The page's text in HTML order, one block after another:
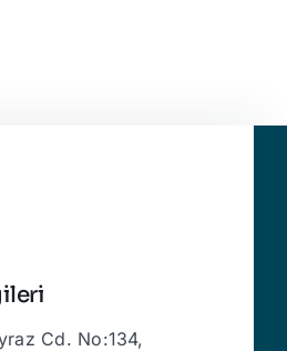
Cd. No:134,